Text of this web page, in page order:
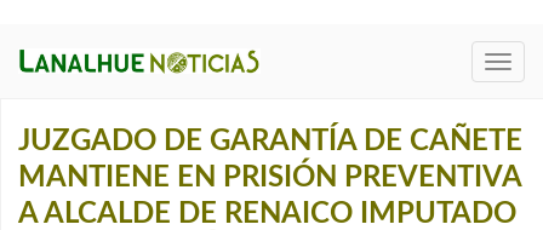
JUZGADO DE GARANTÍA DE CAÑETE
MANTIENE EN PRISIÓN PREVENTIVA
A ALCALDE DE RENAICO IMPUTADO